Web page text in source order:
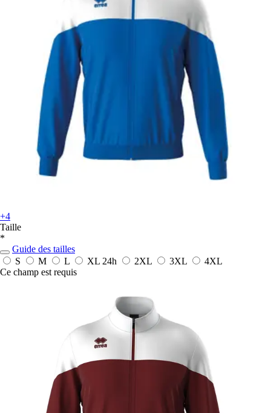
+4
Taille
*
Guide des tailles
S
M L XL 24h 2XL 3XL
4XL
Ce champ est requis